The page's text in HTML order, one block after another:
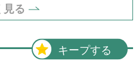
見る
キープする